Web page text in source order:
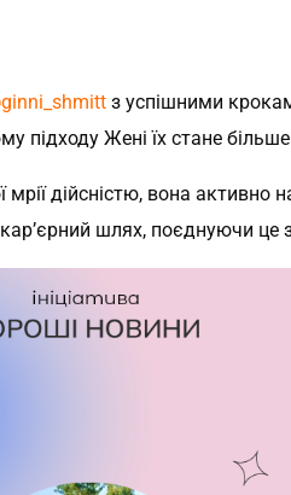
з успішними
підходу Жені їх стане
дійсністю, вона активно
шлях, поєднуючи